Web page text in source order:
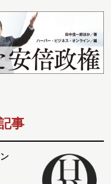
事